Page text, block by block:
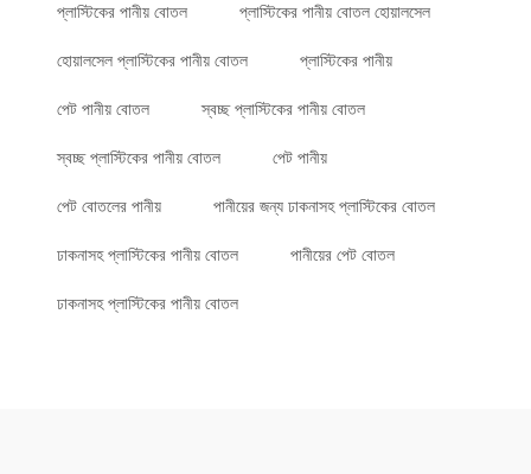
প্লাস্টিকের পানীয় বোতল প্লাস্টিকের পানীয় বোতল হোয়ালসেল
হোয়ালসেল প্লাস্টিকের পানীয় বোতল প্লাস্টিকের পানীয়
পেট পানীয় বোতল স্বচ্ছ প্লাস্টিকের পানীয় বোতল
স্বচ্ছ প্লাস্টিকের পানীয় বোতল পেট পানীয়
পেট বোতলের পানীয় পানীয়ের জন্য ঢাকনাসহ প্লাস্টিকের বোতল
ঢাকনাসহ প্লাস্টিকের পানীয় বোতল পানীয়ের পেট বোতল
ঢাকনাসহ প্লাস্টিকের পানীয় বোতল